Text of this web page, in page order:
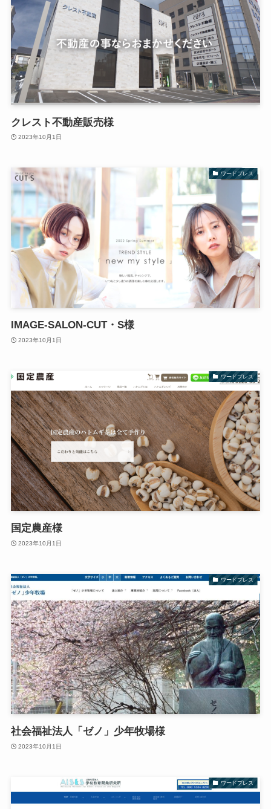
クレスト不動産販売様
2023年10月1日
ワードプレス
IMAGE-SALON-CUT・S様
2023年10月1日
ワードプレス
国定農産様
2023年10月1日
ワードプレス
社会福祉法人「ゼノ」少年牧場様
2023年10月1日
ワードプレス